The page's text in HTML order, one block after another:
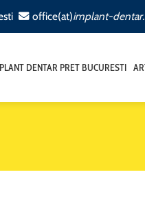
office(at)implant-
DENTAR PRET BUCURESTI